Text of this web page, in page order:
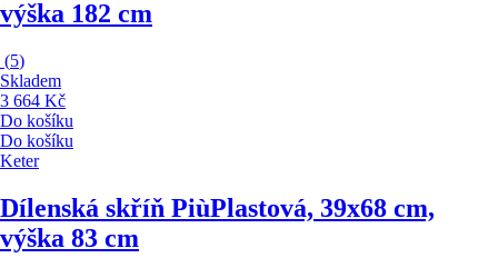
výška 182 cm
(5)
Skladem
3 664 Kč
Do košíku
Do košíku
Keter
Dílenská skříň PiùPlastová, 39x68 cm,
výška 83 cm